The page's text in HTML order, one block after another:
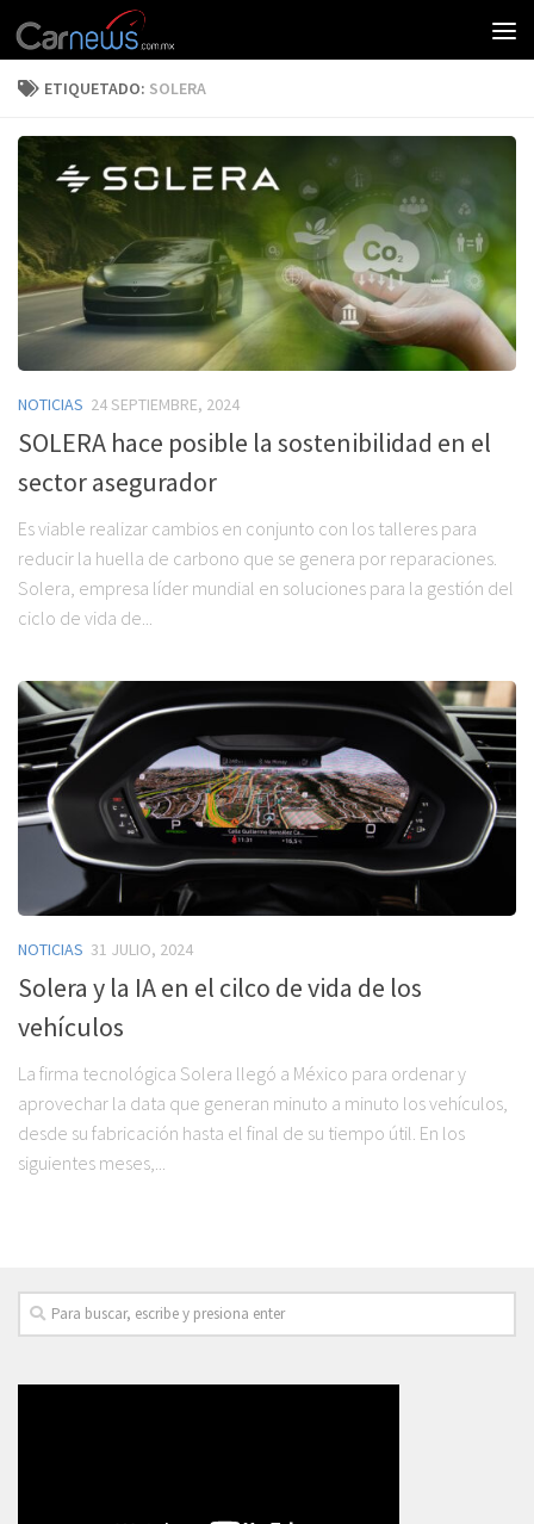
ETIQUETADO: SOLERA
NOTICIAS 24 SEPTIEMBRE, 2024
SOLERA hace posible la sostenibilidad en el
sector asegurador
Es viable realizar cambios en conjunto con los talleres para
reducir la huella de carbono que se genera por reparaciones.
Solera, empresa líder mundial en soluciones para la gestión del
ciclo de vida de...
NOTICIAS 31 JULIO, 2024
Solera y la IA en el cilco de vida de los
vehículos
La firma tecnológica Solera llegó a México para ordenar y
aprovechar la data que generan minuto a minuto los vehículos,
desde su fabricación hasta el final de su tiempo útil. En los
siguientes meses,...